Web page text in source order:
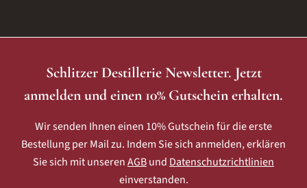
Schlitzer Destillerie Newsletter. Jetzt
anmelden und einen 10% Gutschein erhalten.
Wir senden Ihnen einen 10% Gutschein für die erste
Bestellung per Mail zu. Indem Sie sich anmelden, erklären
Sie sich mit unserenAGBund Datenschutzrichtlinien
einverstanden.